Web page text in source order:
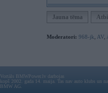
Jauna tēma
Moderatori: 968-jk AV
Vortāls BMWPower.lv darbojas
kopš 2002. gada 14. maija. Tas nav auto klubs un
BMW AG.